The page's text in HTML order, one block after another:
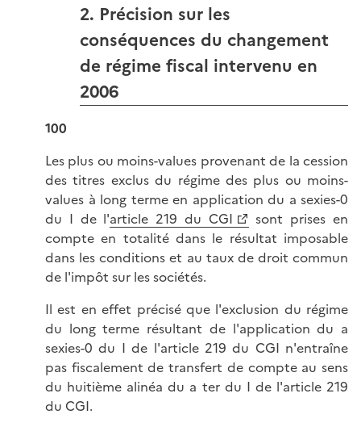
2. Précision sur les
conséquences du changement
de régime fiscal intervenu en
2006
100
Les plus ou moins-values provenant de la cession
des titres exclus du régime des plus ou moins-
values à long terme en application du a sexies-0
du I de l'article 219 du CGI
sont prises en
compte en totalité dans le résultat imposable
dans les conditions et au taux de droit commun
de l'impôt sur les sociétés.
Il est en effet précisé que l'exclusion du régime
du long terme résultant de l'application du a
sexies-0 du I de l'article 219 du CGI n'entraîne
pas fiscalement de transfert de compte au sens
du huitième alinéa du a ter du I de l'article 219
du CGI.